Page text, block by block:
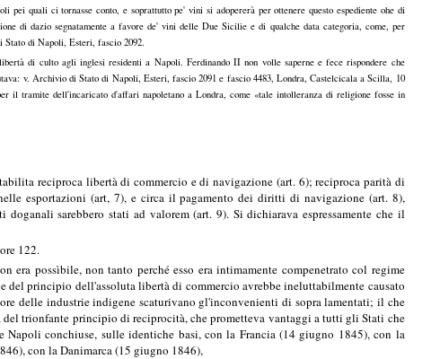
quali ci tornasse conto, e soprattutto pe' vini si adopererà per ottenere questo espediente ohe di
di dazio segnatamente a favore de' vini delle Due Sicilie e di qualche data categoria, come, per
di Napoli, Esteri, fascio 2092.
di culto agli inglesi residenti a Napoli. Ferdinando II non volle saperne e fece rispondere che
v. Archivio di Stato di Napoli, Esteri, fascio 2091 e fascio 4483, Londra, Castelcicala a Scilla, 10
il tramite dell'incaricato d'affari napoletano a Londra, come «tale intolleranza di religione fosse in
reciproca libertà di commercio e di navigazione (art. 6); reciproca parità di
esportazioni (art, 7), e circa il pagamento dei diritti di navigazione (art. 8),
sarebbero stati ad valorem (art. 9). Si dichiarava espressamente che il
122.
possìbile, non tanto perché esso era intimamente compenetrato col regime
principio dell'assoluta libertà di commercio avrebbe ineluttabilmente causato
delle industrie indigene scaturivano gl'inconvenienti di sopra lamentati; il che
trionfante principio di reciprocità, che prometteva vantaggi a tutti gli Stati che
conchiuse, sulle identiche basi, con la Francia (14 giugno 1845), con la
con la Danimarca (15 giugno 1846),